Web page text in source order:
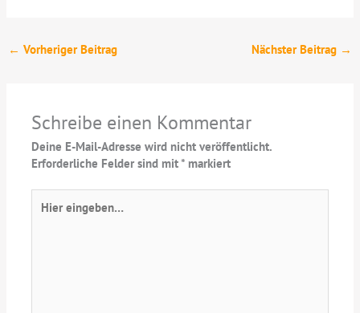
← Vorheriger Beitrag Nächster Beitrag →
Schreibe einen Kommentar
Deine E-Mail-Adresse wird nicht veröffentlicht.
Erforderliche Felder sind mit* markiert
eingeben…